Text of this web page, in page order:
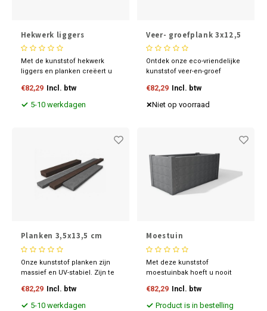
Hekwerk liggers
Met de kunststof hekwerk
liggers en planken creëert u
uw weiland en of perceel.
€82,29 Incl. btw
5-10 werkdagen
Veer- groefplank 3x12,5
cm
Ontdek onze eco-vriendelijke
kunststof veer-en-groef
Duurzaam, stijlvol en
eenvoudig te installeren.
€82,29 Incl. btw
Niet op voorraad
Planken 3,5x13,5 cm
Onze kunststof planken zijn
massief en UV-stabiel. Zijn te
leverbaar in diverse
maatvoeringen en kleuren.
€82,29 Incl. btw
5-10 werkdagen
Moestuin
Met deze kunststof
moestuinbak hoeft u nooit
zakken. Onze moestuinbak
heeft een werkhoogte van 63
€82,29 Incl. btw
Product is in bestelling